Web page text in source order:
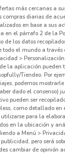
más cercanas a
diarias de
en base a sus
en el párrafo 2 de la
de los datos
todo el mundo a través
>
la aplicación
Tiendeo. Por
podemos
dado el consenso)
pueden ser
como detallado
para la
en la ubicación y
a Menú >
pero será
cambiar de opinión